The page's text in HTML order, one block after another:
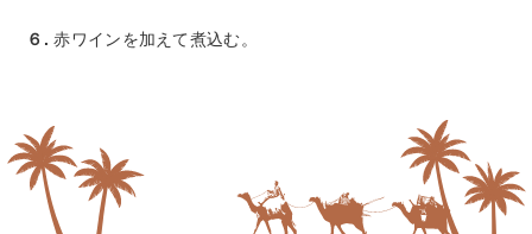
６. 赤ワインを加えて煮込む。